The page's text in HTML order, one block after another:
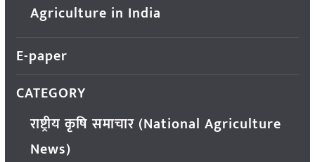
Agriculture in India
E-paper
CATEGORY
राष्ट्रीय कृषि समाचार (National Agriculture
News)